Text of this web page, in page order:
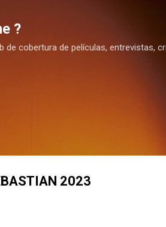
?
de cobertura de películas, entrevistas,
2023